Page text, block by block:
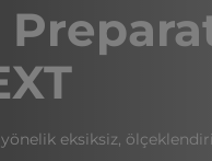
eksiksiz,